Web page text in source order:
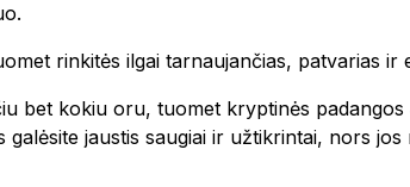
rinkitės ilgai tarnaujančias, patvarias ir
bet kokiu oru, tuomet kryptinės
jaustis saugiai ir užtikrintai, nors